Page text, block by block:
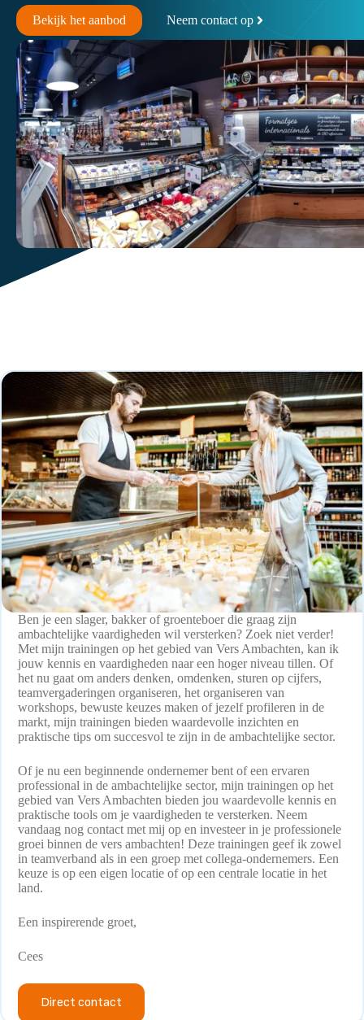
Bekijk het aanbod Neem contact op
Ben je een slager, bakker of groenteboer die graag zijn
ambachtelijke vaardigheden wil versterken? Zoek niet verder!
Met mijn trainingen op het gebied van Vers Ambachten, kan ik
jouw kennis en vaardigheden naar een hoger niveau tillen. Of
het nu gaat om anders denken, omdenken, sturen op cijfers,
teamvergaderingen organiseren, het organiseren van
workshops, bewuste keuzes maken of jezelf profileren in de
markt, mijn trainingen bieden waardevolle inzichten en
praktische tips om succesvol te zijn in de ambachtelijke sector.
Of je nu een beginnende ondernemer bent of een ervaren
professional in de ambachtelijke sector, mijn trainingen op het
gebied van Vers Ambachten bieden jou waardevolle kennis en
praktische tools om je vaardigheden te versterken. Neem
vandaag nog contact met mij op en investeer in je professionele
groei binnen de vers ambachten! Deze trainingen geef ik zowel
in teamverband als in een groep met collega-ondernemers. Een
keuze is op een eigen locatie of op een centrale locatie in het
land.
Een inspirerende groet,
Cees
Direct contact